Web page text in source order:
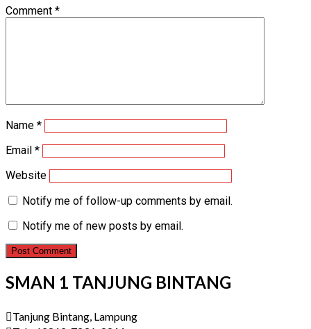
Comment *
Name *
Email *
Website
Notify me of follow-up comments by email.
Notify me of new posts by email.
SMAN 1 TANJUNG BINTANG
Tanjung Bintang, Lampung